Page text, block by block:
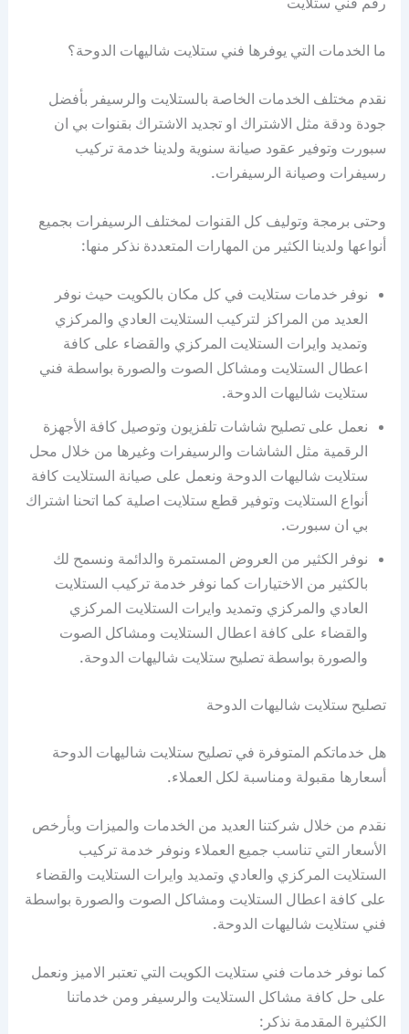
ما الخدمات التي يوفرها فني ستلايت شاليهات الدوحة؟
نقدم مختلف الخدمات الخاصة بالستلايت والرسيفر بأفضل
جودة ودقة مثل الاشتراك او تجديد الاشتراك بقنوات بي ان
سبورت وتوفير عقود صيانة سنوية ولدينا خدمة تركيب
رسيفرات وصيانة الرسيفرات.
وحتى برمجة وتوليف كل القنوات لمختلف الرسيفرات بجميع
أنواعها ولدينا الكثير من المهارات المتعددة نذكر منها:
نوفر خدمات ستلايت في كل مكان بالكويت حيث نوفر
العديد من المراكز لتركيب الستلايت العادي والمركزي
وتمديد وايرات الستلايت المركزي والقضاء على كافة
اعطال الستلايت ومشاكل الصوت والصورة بواسطة فني
ستلايت شاليهات الدوحة.
نعمل على تصليح شاشات تلفزيون وتوصيل كافة الأجهزة
الرقمية مثل الشاشات والرسيفرات وغيرها من خلال محل
ستلايت شاليهات الدوحة ونعمل على صيانة الستلايت كافة
أنواع الستلايت وتوفير قطع ستلايت اصلية كما اتحنا اشتراك
بي ان سبورت.
نوفر الكثير من العروض المستمرة والدائمة ونسمح لك
بالكثير من الاختيارات كما نوفر خدمة تركيب الستلايت
العادي والمركزي وتمديد وايرات الستلايت المركزي
والقضاء على كافة اعطال الستلايت ومشاكل الصوت
والصورة بواسطة تصليح ستلايت شاليهات الدوحة.
تصليح ستلايت شاليهات الدوحة
هل خدماتكم المتوفرة في تصليح ستلايت شاليهات الدوحة
أسعارها مقبولة ومناسبة لكل العملاء.
نقدم من خلال شركتنا العديد من الخدمات والميزات وبأرخص
الأسعار التي تناسب جميع العملاء ونوفر خدمة تركيب
الستلايت المركزي والعادي وتمديد وايرات الستلايت والقضاء
على كافة اعطال الستلايت ومشاكل الصوت والصورة بواسطة
فني ستلايت شاليهات الدوحة.
كما نوفر خدمات فني ستلايت الكويت التي تعتبر الاميز ونعمل
على حل كافة مشاكل الستلايت والرسيفر ومن خدماتنا
الكثيرة المقدمة نذكر: